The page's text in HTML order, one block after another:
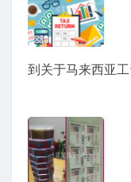
到关于马来西亚